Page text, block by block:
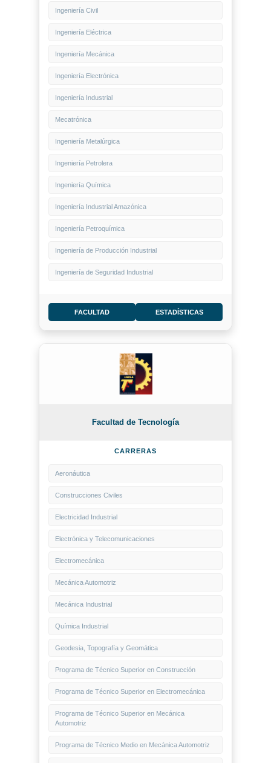
Ingeniería Civil
Ingeniería Eléctrica
Ingeniería Mecánica
Ingeniería Electrónica
Ingeniería Industrial
Mecatrónica
Ingeniería Metalúrgica
Ingeniería Petrolera
Ingeniería Química
Ingeniería Industrial Amazónica
Ingeniería Petroquímica
Ingeniería de Producción Industrial
Ingeniería de Seguridad Industrial
FACULTAD ESTADÍSTICAS
Facultad de Tecnología
CARRERAS
Aeronáutica
Construcciones Civiles
Electricidad Industrial
Electrónica y Telecomunicaciones
Electromecánica
Mecánica Automotriz
Mecánica Industrial
Química Industrial
Geodesia, Topografía y Geomática
Programa de Técnico Superior en Construcción
Programa de Técnico Superior en Electromecánica
Programa de Técnico Superior en Mecánica
Automotriz
Programa de Técnico Medio en Mecánica Automotriz